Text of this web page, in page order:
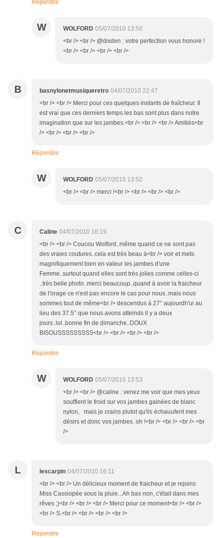
Répondre
W WOLFORD 05/07/2010 13:50
<br /> <br /> @dixden : votre perfection vous honore !
<br /> <br /> <br /> <br />
B basnylonetmusiqueretro 04/07/2010 22:47
<br /> <br /> Merci pour ces quelques instants de fraîcheur. Il
est vrai que ces derniers temps les bas sont plus dans notre
imagination que sur les jambes.<br /> <br /> <br /> Amitiés<br
/> <br /> <br /> <br />
Répondre
W WOLFORD 05/07/2010 13:52
<br /> <br /> merci !<br /> <br /> <br /> <br />
C Caline 04/07/2010 16:19
<br /> <br /> Coucou Wolford..même quand ce ne sont pas
des vraies coutures..cela est très beau à<br /> voir et mets
magnifiquement bien en valeur les jambes d'une
Femme..surtout quand elles sont très jolies comme celles-ci
..très belle photo..merci beaucoup..quand à avoir la fraicheur
de l'orage ce n'est pas encore le cas pour nous..mais nous
sommes tout de même<br /> descendus à 27° aujourdh'ui au
lieu des 37.5° que nous avons atteinds il y a deux
jours..lol..bonne fin de dimanche..DOUX
BISOUSSSSSSSSS<br /> <br /> <br /> <br />
Répondre
W WOLFORD 05/07/2010 13:53
<br /> <br /> @caline : venez me voir que mes yeux
soufflent le froid sur vos jambes gainées de blanc
nylon, mais je crains plutot qu'ils échauufent mes
désirs et donc vos jambes. oh !<br /> <br /> <br /> <br
/>
L lescarpin 04/07/2010 16:11
<br /> <br /> Un délicieux moment de fraicheur et je rejoins
Miss Cassiopée sous la pluie...Ah bas non, c'était dans mes
rêves ;)<br /> <br /> <br /> Merci pour ce moment<br /> <br />
<br /> S.<br /> <br /> <br /> <br />
Répondre